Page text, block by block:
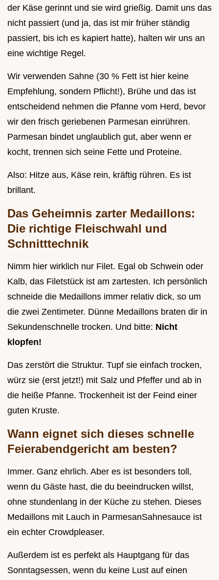
der Käse gerinnt und sie wird grießig. Damit uns das
nicht passiert (und ja, das ist mir früher ständig
passiert, bis ich es kapiert hatte), halten wir uns an
eine wichtige Regel.
Wir verwenden Sahne (30 % Fett ist hier keine
Empfehlung, sondern Pflicht!), Brühe und das ist
entscheidend nehmen die Pfanne vom Herd, bevor
wir den frisch geriebenen Parmesan einrühren.
Parmesan bindet unglaublich gut, aber wenn er
kocht, trennen sich seine Fette und Proteine.
Also: Hitze aus, Käse rein, kräftig rühren. Es ist
brillant.
Das Geheimnis zarter Medaillons:
Die richtige Fleischwahl und
Schnitttechnik
Nimm hier wirklich nur Filet. Egal ob Schwein oder
Kalb, das Filetstück ist am zartesten. Ich persönlich
schneide die Medaillons immer relativ dick, so um
die zwei Zentimeter. Dünne Medaillons braten dir in
Sekundenschnelle trocken. Und bitte: Nicht
klopfen!
Das zerstört die Struktur. Tupf sie einfach trocken,
würz sie (erst jetzt!) mit Salz und Pfeffer und ab in
die heiße Pfanne. Trockenheit ist der Feind einer
guten Kruste.
Wann eignet sich dieses schnelle
Feierabendgericht am besten?
Immer. Ganz ehrlich. Aber es ist besonders toll,
wenn du Gäste hast, die du beeindrucken willst,
ohne stundenlang in der Küche zu stehen. Dieses
Medaillons mit Lauch in ParmesanSahnesauce ist
ein echter Crowdpleaser.
Außerdem ist es perfekt als Hauptgang für das
Sonntagsessen, wenn du keine Lust auf einen